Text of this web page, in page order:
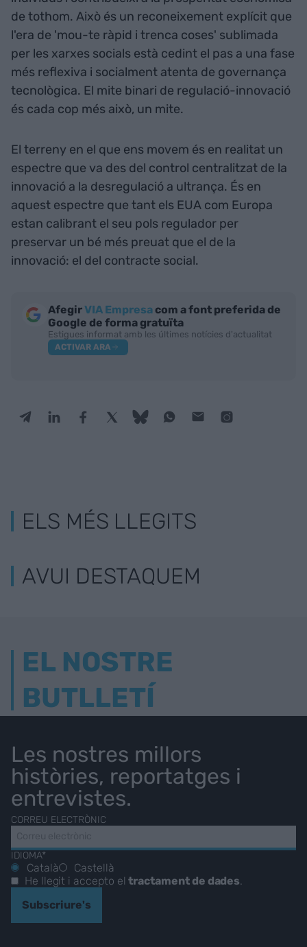
de tothom. Això és un reconeixement explícit que
l'era de 'mou-te ràpid i trenca coses' sublimada
per les xarxes socials està cedint el pas a una fase
més reflexiva i socialment atenta de governança
tecnològica. El mite binari de regulació-innovació
és cada cop més això, un mite.
El terreny en el que ens movem és en realitat un
espectre que va des del control centralitzat de la
innovació a la desregulació a ultrança. És en
aquest espectre que tant els EUA com Europa
estan calibrant el seu pols regulador per
preservar un bé més preuat que el de la
innovació: el del contracte social.
AfegirVIA Empresa com a font preferida de
Google de forma gratuïta
Estigues informat amb les últimes notícies d'actualitat
ACTIVAR ARA
ELS MÉS LLEGITS
AVUI DESTAQUEM
EL NOSTRE
BUTLLETÍ
Les nostres millors
històries, reportatges i
entrevistes.
CORREU ELECTRÒNIC
IDIOMA*
Català
Castellà
He llegit i accepto eltractament de dades
Subscriure's